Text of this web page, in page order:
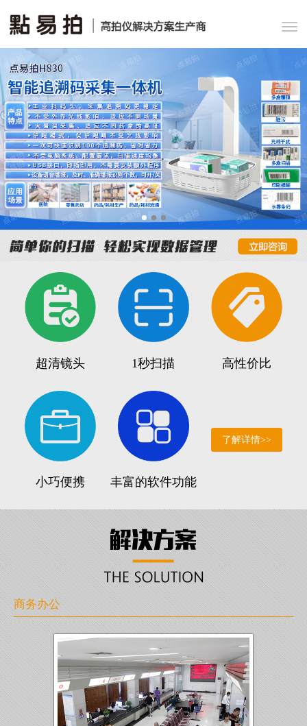
超清镜头 1秒扫描 高性价比
小巧便携 丰富的软件功能
了解详情>>
商务办公